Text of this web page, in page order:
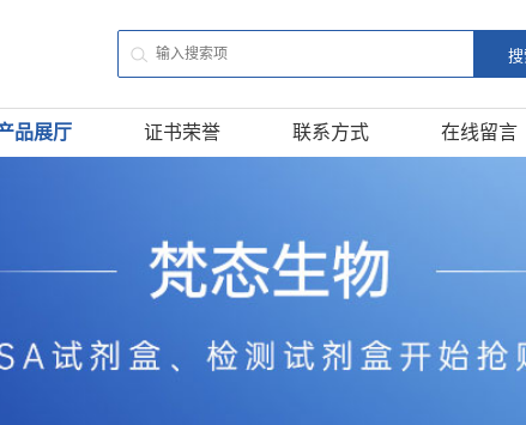
品展厅 证书荣誉 联系方式 在线留言